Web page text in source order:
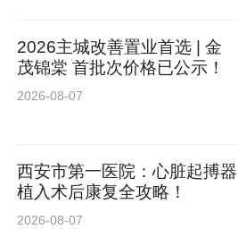
2026主城改善置业首选 | 金
茂锦棠 首批次价格已公示！
2026-08-07
西安市第一医院：心脏起搏器
植入术后康复全攻略！
2026-08-07